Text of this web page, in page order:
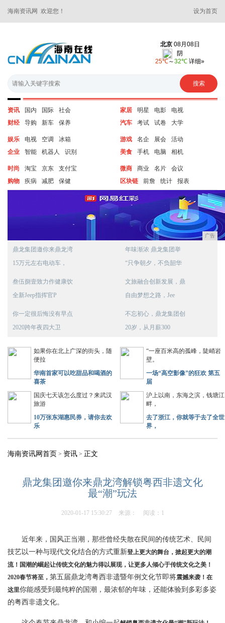
海南资讯网 欢迎您！ 设为首页
资讯 国内 国际
社会
财经
导购 新车 保养
家居 明星 电影
电视
汽车
考试 试卷 大学
娱乐 电视 空调
冰箱
企业
智能 机器人 识别
游戏 名企 展会
活动
美食
手机 电脑 相机
时尚 淘宝 京东
支付宝
购物
疾病 减肥 保健
微商 商业 名片
会议
区块链
前詹 统计 报表
广告
鼎龙集团邀你来鼎龙湾
15万元左右电动车，
年味渐浓 鼎龙集团举
“只争朝夕，不负韶华
叁伍捌壹致力作健康饮
全新Jeep指挥官P
文旅融合创新发展，鼎
自由梦想之路，Jee
你一定很后悔没有早点
2020跨年夜四大卫
不忘初心，鼎龙集团创
20岁，从月薪300
如果你在北上广深的街头，随
便拉
华南首家可以吃甜品和喝酒的
喜茶
“一座百米高的孤峰，陡峭岩
壁。
一场“高空影像”的狂欢 第五
届
国庆七天该怎么度过？来武汉
旅游
10万张东湖惠民券，请你去欢
乐
沪上以南，东海之滨，钱塘江
畔，
去了浙江，你就等于去了全世
界，
海南资讯网首页 > 资讯 > 正文
鼎龙集团邀你来鼎龙湾解锁粤西非遗文化
最“潮”玩法
2020-01-17 15:30:27 来源： 阅读：1
近年来，国风正当潮，那些曾经失散在民间的传统艺术、民间
技艺以一种与现代文化结合的方式重新登上更大的舞台，掀起更大的潮
流！国潮的崛起让传统文化的魅力得以展现，让更多人倾心于传统文化之美！
2020春节将至， 第五届鼎龙湾粤西非遗暨年例文化节即将震撼来袭！在
这里你能感受到最纯粹的国潮，最浓郁的年味，还能体验到多彩多姿
的粤西非遗文化。